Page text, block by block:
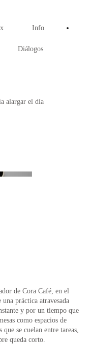
Info
Diálogos
alargar el día
de Cora Café, en el
práctica atravesada
y por un tiempo que
como espacios de
se cuelan entre tareas,
queda corto.